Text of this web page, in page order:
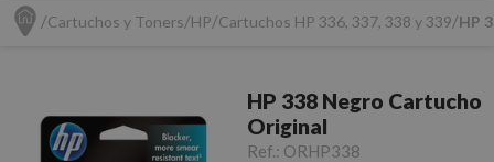
Cartuchos y Toners HP Cartuchos HP 336, 337, 338 y 339 HP
HP 338 Negro Cartucho
Original
Ref.: ORHP338